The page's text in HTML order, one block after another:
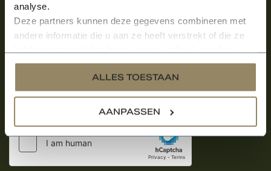
analyse.
Deze partners kunnen deze gegevens combineren met
andere informatie die u aan ze heeft verstrekt of die ze
services.
ALLES TOESTAAN
AANPASSEN
Meld je aan en ontvang het laatste nieuws
over onze kempische bouwstijl!
Aanmelden voor de nieuwsbrief